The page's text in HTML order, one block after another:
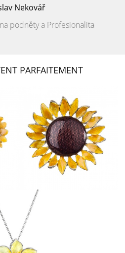
Nekovář
podněty a Profesionalita
PARFAITEMENT